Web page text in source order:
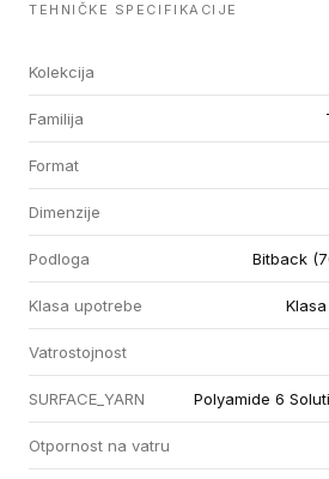
TEHNIČKE SPECIFIKACIJE
Kolekcija
Familija
Format
Dimenzije
Podloga Bitback
Klasa upotrebe
Vatrostojnost
SURFACE_YARN Polyamide 6
Otpornost na vatru